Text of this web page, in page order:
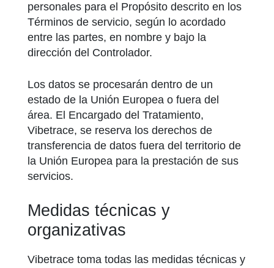
personales para el Propósito descrito en los
Términos de servicio, según lo acordado
entre las partes, en nombre y bajo la
dirección del Controlador.
Los datos se procesarán dentro de un
estado de la Unión Europea o fuera del
área. El Encargado del Tratamiento,
Vibetrace, se reserva los derechos de
transferencia de datos fuera del territorio de
la Unión Europea para la prestación de sus
servicios.
Medidas técnicas y
organizativas
Vibetrace toma todas las medidas técnicas y